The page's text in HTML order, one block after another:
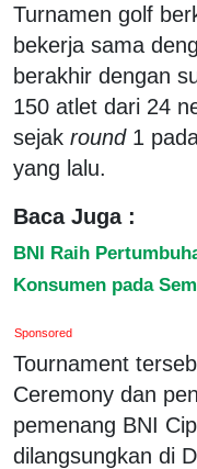
Turnamen golf
bekerja sama
berakhir dengan
150 atlet dari 24
sejak round1
yang lalu.
Baca Juga :
BNI Raih
Konsumen pada
Sponsored
Tournament
Ceremony dan
pemenang BNI
dilangsungkan di